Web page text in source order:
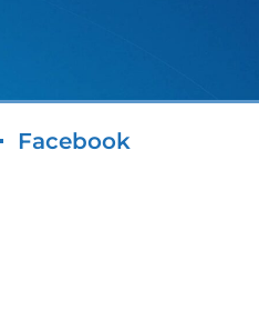
Facebook